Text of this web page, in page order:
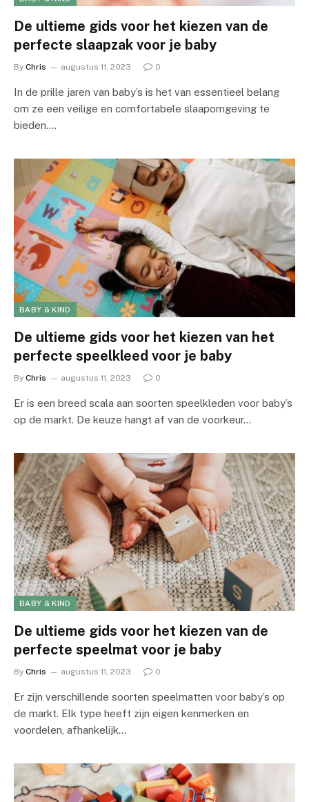
De ultieme gids voor het kiezen van de
perfecte slaapzak voor je baby
By Chris augustus 11, 2023 0
In de prille jaren van baby’s is het van essentieel belang
om ze een veilige en comfortabele slaapomgeving te
bieden.…
BABY & KIND
De ultieme gids voor het kiezen van het
perfecte speelkleed voor je baby
By Chris augustus 11, 2023 0
Er is een breed scala aan soorten speelkleden voor baby’s
op de markt. De keuze hangt af van de voorkeur…
BABY & KIND
De ultieme gids voor het kiezen van de
perfecte speelmat voor je baby
By Chris augustus 11, 2023 0
Er zijn verschillende soorten speelmatten voor baby’s op
de markt. Elk type heeft zijn eigen kenmerken en
voordelen, afhankelijk…